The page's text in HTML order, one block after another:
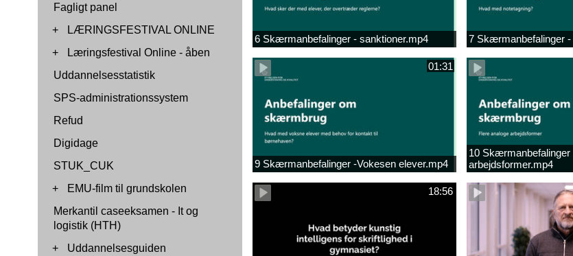
Fagligt panel
+
LÆRINGSFESTIVAL ONLINE
+
Læringsfestival Online - åben
Uddannelsesstatistik
SPS-administrationssystem
Refud
Digidage
STUK_CUK
+
EMU-film til grundskolen
Merkantil caseeksamen - It og
logistik (HTH)
+
Uddannelsesguiden
6 Skærmanbefalinger - sanktioner.mp4 7 Skærmanbefalinger -
01:31
9 Skærmanbefalinger -Vokesen elever.mp4
10 Skærmanbefalinger
arbejdsformer.mp4
18:56